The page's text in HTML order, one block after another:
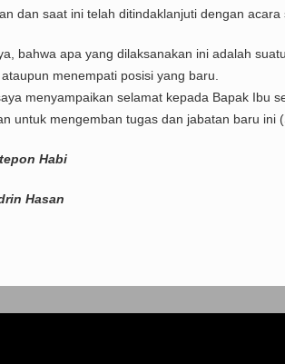
dan saat ini telah ditindaklanjuti dengan
bahwa apa yang dilaksanakan ini adalah
menempati posisi yang baru.
menyampaikan selamat kepada Bapak Ibu
untuk mengemban tugas dan jabatan baru ini
Habi
Hasan